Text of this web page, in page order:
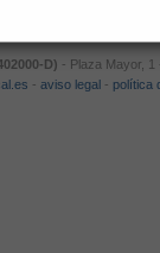
D) - Plaza Mayor,
- aviso legal - política